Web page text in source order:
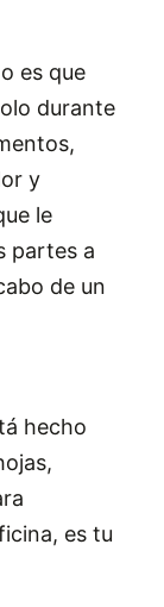
es que
durante
y
le
partes a
de un
hecho
es tu